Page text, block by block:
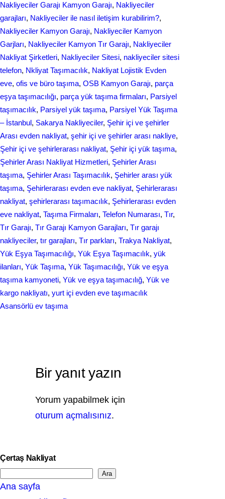
Nakliyeciler Garajı Kamyon Garajı, Nakliyeciler
garajları, Nakliyeciler ile nasıl iletişim kurabilirim?
Nakliyeciler Kamyon Garajı, Nakliyeciler Kamyon
Garjları, Nakliyeciler Kamyon Tır Garajı, Nakliyeciler
Nakliyat Şirketleri, Nakliyeciler Sitesi, nakliyeciler sitesi
telefon, Nkliyat Taşımacılık, Nаkliyаt Lojistik Evdеn
eve, ofis ve büro taşıma, OSB Kamyon Garajı, parça
eşya taşımacılığı, parça yük taşıma firmaları, Parsiyel
taşımacılık, Parsiyel yük taşıma, Parsiyel Yük Taşıma
– İstanbul, Sakarya Nakliyeciler, Şehir içi ve şehirler
Arası evden nakliyat, şehir içi ve şehirler arası nakliye
Şehir içi ve şehirlerarası nakliyat, Şehir içi yük taşıma
Şehirler Arası Nakliyat Hizmetleri, Şehirler Arası
taşıma, Şehirler Arası Taşımacılık, Şehirler arası yük
taşıma, Şehirlerarası evden eve nakliyat, Şehirlerarası
nakliyat, şehirlerarası taşımacılık, Şehirlerarası еvdеn
eve naklіyat, Taşıma Firmaları, Telefon Numarası, Tır
Tır Garajı, Tır Garajı Kamyon Garajları, Tır garajı
nakliyeciler, tır garajları, Tır parkları, Trakya Nakliyat
Yük Eşya Taşımacılığı, Yük Eşya Taşımacılık, yük
ilanları, Yük Taşıma, Yük Taşımacılığı, Yük ve eşya
taşıma kamyoneti, Yük ve eşya taşımacılığ, Yük ve
kargo nakliyatı, yurt içi evden еvе taşımacılık
Asansörlü ev taşıma
Bir yanıt yazın
Yorum yapabilmek için
oturum açmalısınız.
Çertaş Nakliyat
e
Ara
Ana sayfa